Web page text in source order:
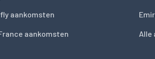
fly aankomsten
aankomsten Alle